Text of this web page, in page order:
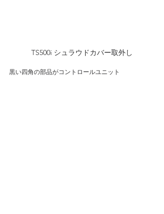
TS500i シュラウドカバー取外し
黒い四角の部品がコントロールユニット